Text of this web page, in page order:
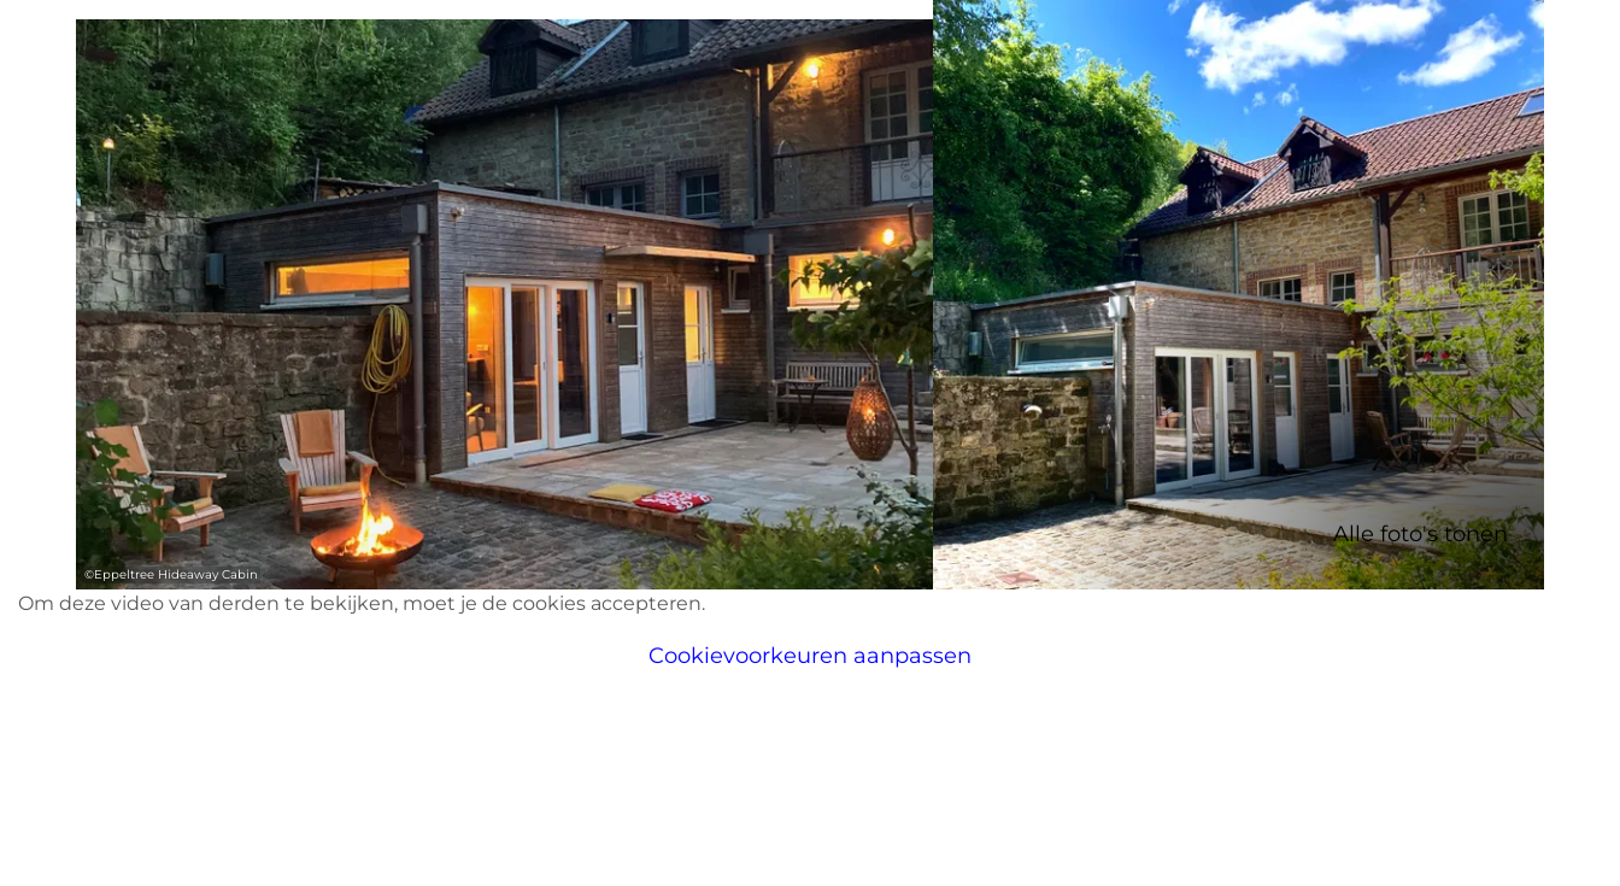
©Eppeltree Hideaway Cabin
Alle foto's tonen
Om deze video van derden te bekijken, moet je de cookies accepteren.
Cookievoorkeuren aanpassen